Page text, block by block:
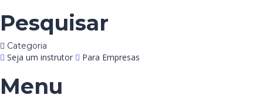
Pesquisar
Categoria
Seja um instrutor Para Empresas
Menu